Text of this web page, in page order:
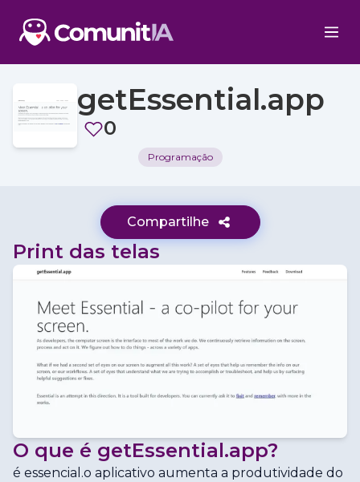
getEssential.app
0
Programação
Compartilhe
Print das telas
O que é getEssential.app?
é essencial.o aplicativo aumenta a produtividade do